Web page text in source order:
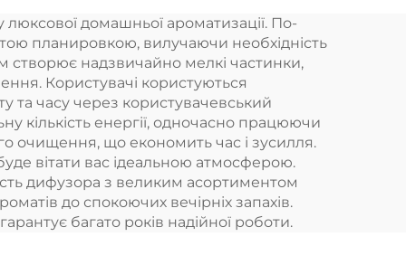
ароматичних
олійних дифузорів
Безводні
атомізатори
домашньої ароматизації. По-
планировкою, вилучаючи необхідність
створює надзвичайно мелкі частинки,
Користувачі користуються
та часу через користувачевський
кількість енергії, одночасно працюючи
очищення, що економить час і зусилля.
вітати вас ідеальною атмосферою.
дифузора з великим асортиментом
до спокоючих вечірніх запахів.
багато років надійної роботи.